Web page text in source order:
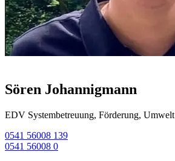
Sören Johannigmann
EDV Systembetreuung, Förderung, Umwelt
0541 56008 139
0541 56008 0